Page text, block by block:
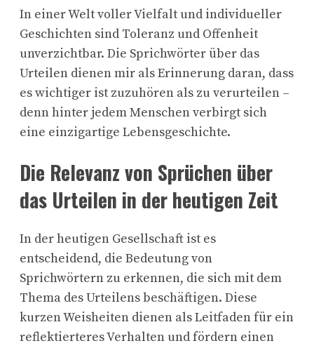
In einer Welt voller Vielfalt und individueller
Geschichten sind Toleranz und Offenheit
unverzichtbar. Die Sprichwörter über das
Urteilen dienen mir als Erinnerung daran, dass
es wichtiger ist zuzuhören als zu verurteilen –
denn hinter jedem Menschen verbirgt sich
eine einzigartige Lebensgeschichte.
Die Relevanz von Sprüchen über
das Urteilen in der heutigen Zeit
In der heutigen Gesellschaft ist es
entscheidend, die Bedeutung von
Sprichwörtern zu erkennen, die sich mit dem
Thema des Urteilens beschäftigen. Diese
kurzen Weisheiten dienen als Leitfaden für ein
reflektierteres Verhalten und fördern einen